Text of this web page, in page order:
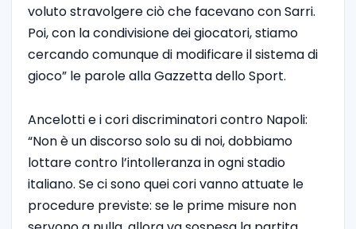
voluto stravolgere ciò che facevano con Sarri.
Poi, con la condivisione dei giocatori, stiamo
cercando comunque di modificare il sistema di
gioco” le parole alla Gazzetta dello Sport.
Ancelotti e i cori discriminatori contro Napoli:
“Non è un discorso solo su di noi, dobbiamo
lottare contro l’intolleranza in ogni stadio
italiano. Se ci sono quei cori vanno attuate le
procedure previste: se le prime misure non